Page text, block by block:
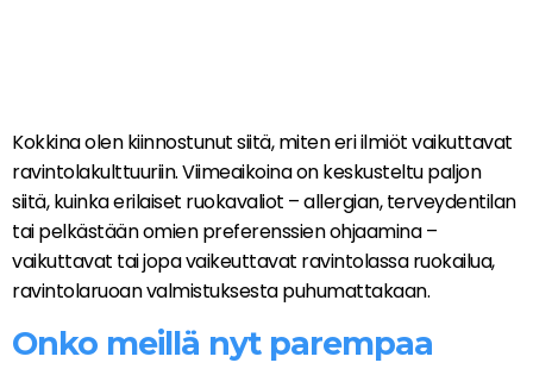
Kokkina olen kiinnostunut siitä, miten eri ilmiöt vaikuttavat
ravintolakulttuuriin. Viimeaikoina on keskusteltu paljon
siitä, kuinka erilaiset ruokavaliot – allergian, terveydentilan
tai pelkästään omien preferenssien ohjaamina –
vaikuttavat tai jopa vaikeuttavat ravintolassa ruokailua,
ravintolaruoan valmistuksesta puhumattakaan.
Onko meillä nyt parempaa